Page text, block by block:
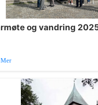
og vandring